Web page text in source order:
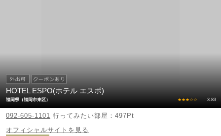
HOTEL ESPO(ホテル エスポ)
福岡県（福岡市東区） ★★★☆☆ 3.83
092-605-1101 行ってみたい部屋：497Pt
オフィシャルサイトを見る